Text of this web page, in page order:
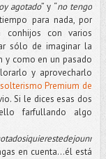
agotado” y “no tengo
para nada, por
con varios
sólo de imaginar la
y como en un pasado
y aprovecharlo
solterismo Premium de
Si le dices esas dos
farfullando algo
en cuenta…él está